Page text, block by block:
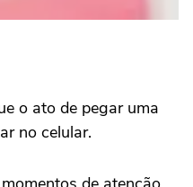
o ato de pegar uma
no celular.